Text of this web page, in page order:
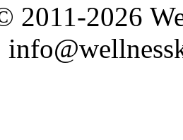
2011-2026